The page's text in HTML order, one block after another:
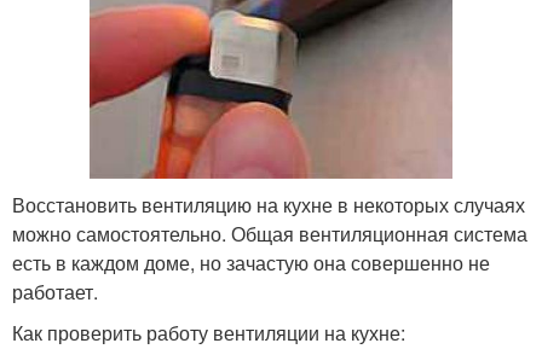
Восстановить вентиляцию на кухне в некоторых случаях
можно самостоятельно. Общая вентиляционная система
есть в каждом доме, но зачастую она совершенно не
работает.
Как проверить работу вентиляции на кухне: